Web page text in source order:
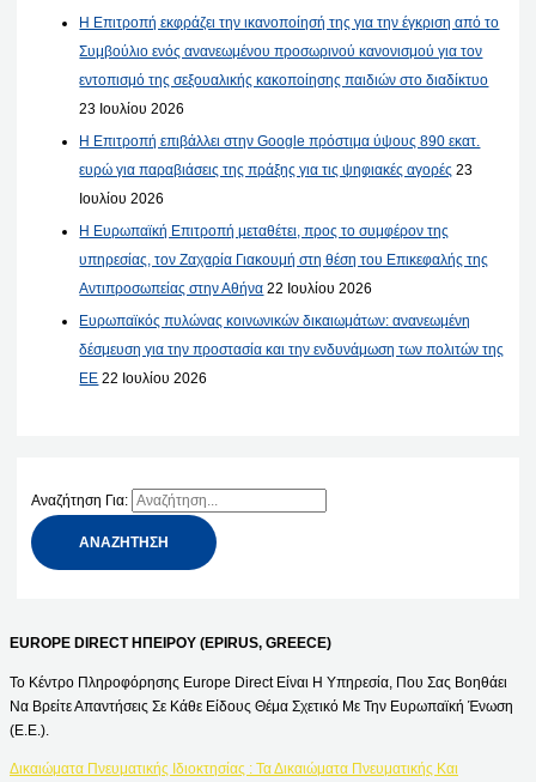
Η Επιτροπή εκφράζει την ικανοποίησή της για την έγκριση από το
Συμβούλιο ενός ανανεωμένου προσωρινού κανονισμού για τον
εντοπισμό της σεξουαλικής κακοποίησης παιδιών στο διαδίκτυο
23 Ιουλίου 2026
Η Επιτροπή επιβάλλει στην Google πρόστιμα ύψους 890 εκατ.
ευρώ για παραβιάσεις της πράξης για τις ψηφιακές αγορές 23
Ιουλίου 2026
Η Ευρωπαϊκή Επιτροπή μεταθέτει, προς το συμφέρον της
υπηρεσίας, τον Ζαχαρία Γιακουμή στη θέση του Επικεφαλής της
Αντιπροσωπείας στην Αθήνα 22 Ιουλίου 2026
Ευρωπαϊκός πυλώνας κοινωνικών δικαιωμάτων: ανανεωμένη
δέσμευση για την προστασία και την ενδυνάμωση των πολιτών της
ΕΕ 22 Ιουλίου 2026
Αναζήτηση Για:
EUROPE DIRECT ΗΠΕΙΡΟΥ (EPIRUS, GREECE)
Το Κέντρο Πληροφόρησης Europe Direct Είναι Η Υπηρεσία, Που Σας Βοηθάει
Να Βρείτε Απαντήσεις Σε Κάθε Είδους Θέμα Σχετικό Με Την Ευρωπαϊκή Ένωση
(Ε.Ε.).
Δικαιώματα Πνευματικής Ιδιοκτησίας : Τα Δικαιώματα Πνευματικής Και